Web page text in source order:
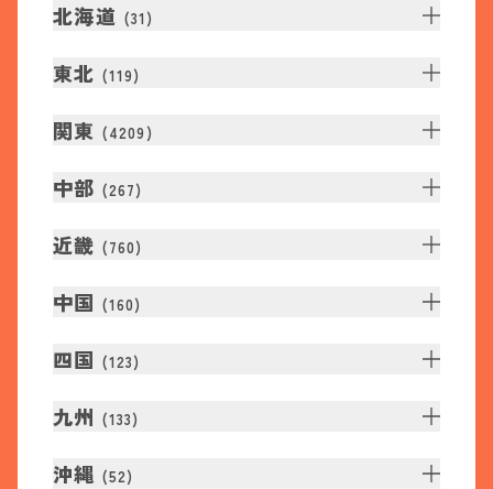
北海道 (31 )
東北 (119)
関東 (4209 )
中部 (267)
近畿 (760)
中国 (160)
四国 (123)
九州 (133)
沖縄 (52)